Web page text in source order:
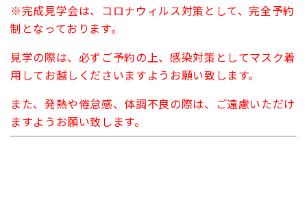
※完成見学会は、コロナウィルス対策として、完全予約
制となっております。
見学の際は、必ずご予約の上、感染対策としてマスク着
用してお越しくださいますようお願い致します。
また、発熱や倦怠感、体調不良の際は、ご遠慮いただけ
ますようお願い致します。